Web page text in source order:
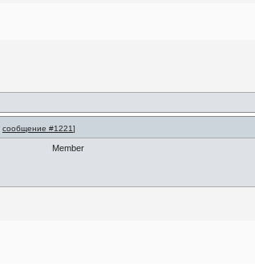
сообщение #1221]
Member